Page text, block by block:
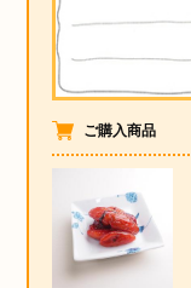
ご購入商品